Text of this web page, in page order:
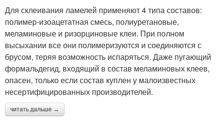
Для склеивания ламелей применяют 4 типа составов:
полимер-изоацетатная смесь, полиуретановые,
меламиновые и ризорциновые клеи. При полном
высыхании все они полимеризуются и соединяются с
брусом, теряя возможность испаряться. Даже пугающий
формальдегид, входящий в состав меламиновых клеев,
опасен, только если состав куплен у малоизвестных
несертифицированных производителей.
читать дальше →